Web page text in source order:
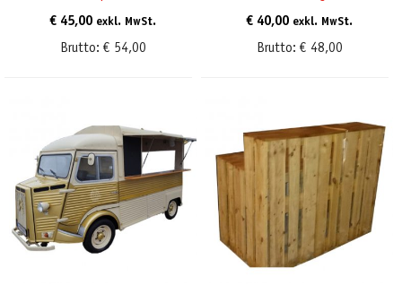
€ 45,00 exkl. MwSt.
Brutto: € 54,00
€ 40,00 exkl. MwSt.
Brutto: € 48,00